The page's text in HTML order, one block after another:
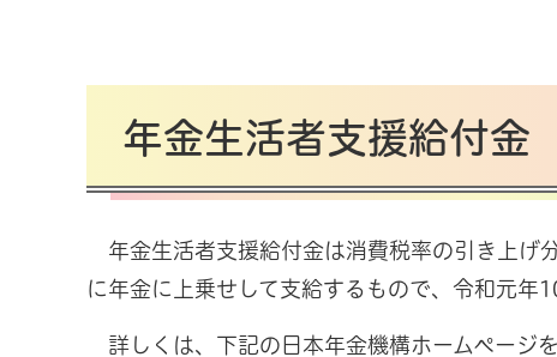
年金生活者支援給付金
年金生活者支援給付金は消費税率の引き上げ
に年金に上乗せして支給するもので、令和元年
詳しくは、下記の日本年金機構ホームページを